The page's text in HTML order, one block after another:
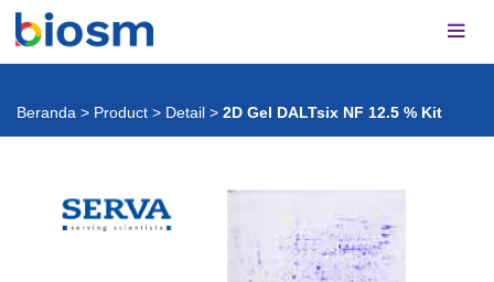
Beranda > Product > Detail > 2D Gel DALTsix NF 12.5 % Kit